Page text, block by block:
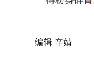
编辑 辛婧